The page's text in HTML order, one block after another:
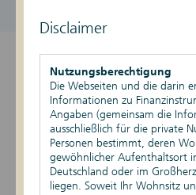
Disclaimer
Nutzungsberechtigung
Die Webseiten und die darin
Informationen zu
Angaben (gemeinsam die
ausschließlich für die private
Personen bestimmt, deren
gewöhnlicher Aufenthaltsort
Deutschland oder im
liegen. Soweit Ihr Wohnsitz
Produktdetails
Basiswert
Szenario-Rechner